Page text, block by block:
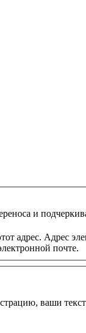
и
адрес. Адрес
почте.
ваши